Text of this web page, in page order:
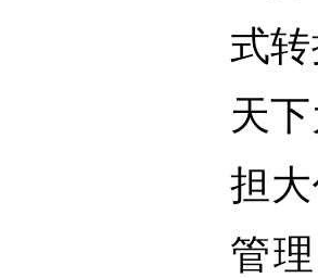
式
天
担
管